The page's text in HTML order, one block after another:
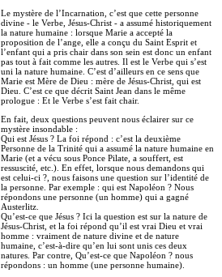
Le mystère de l’Incarnation, c’est que cette personne
divine - le Verbe, Jésus-Christ - a assumé historiquement
la nature humaine : lorsque Marie a accepté la
proposition de l’ange, elle a conçu du Saint Esprit et
l’enfant qui a pris chair dans son sein est donc un enfant
pas tout à fait comme les autres. Il est le Verbe qui s’est
uni la nature humaine. C’est d’ailleurs en ce sens que
Marie est Mère de Dieu : mère de Jésus-Christ, qui est
Dieu. C’est ce que décrit Saint Jean dans le même
prologue : Et le Verbe s’est fait chair.
En fait, deux questions peuvent nous éclairer sur ce
mystère insondable :
Qui est Jésus ? La foi répond : c’est la deuxième
Personne de la Trinité qui a assumé la nature humaine en
Marie (et a vécu sous Ponce Pilate, a souffert, est
ressuscité, etc.). En effet, lorsque nous demandons qui
est celui-ci ?, nous faisons une question sur l’identité de
la personne. Par exemple : qui est Napoléon ? Nous
répondons une personne (un homme) qui a gagné
Austerlitz.
Qu’est-ce que Jésus ? Ici la question est sur la nature de
Jésus-Christ, et la foi répond qu’il est vrai Dieu et vrai
homme : vraiment de nature divine et de nature
humaine, c’est-à-dire qu’en lui sont unis ces deux
natures. Par contre, Qu’est-ce que Napoléon ? nous
répondons : un homme (une personne humaine).